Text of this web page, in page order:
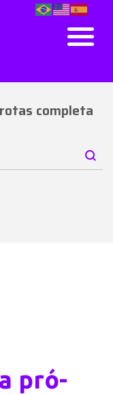
completa
pró-